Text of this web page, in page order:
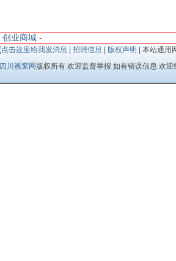
创业商城 -
招聘信息 版权声明
| 本站通用
四川视窗网 版权所有 欢迎监督举报 如有错误信息 欢迎